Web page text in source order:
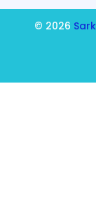
© 2026